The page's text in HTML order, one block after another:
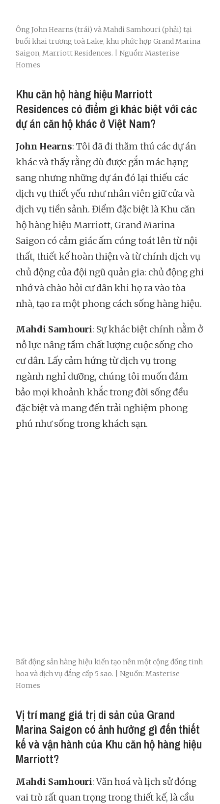
Ông John Hearns (trái) và Mahdi Samhouri (phải) tại
buổi khai trương toà Lake, khu phức hợp Grand Marina
Saigon, Marriott Residences. | Nguồn: Masterise
Homes
Khu căn hộ hàng hiệu Marriott
Residences có điểm gì khác biệt với các
dự án căn hộ khác ở Việt Nam?
John Hearns: Tôi đã đi thăm thú các dự án
khác và thấy rằng dù được gắn mác hạng
sang nhưng những dự án đó lại thiếu các
dịch vụ thiết yếu như nhân viên giữ cửa và
dịch vụ tiền sảnh. Điểm đặc biệt là Khu căn
hộ hàng hiệu Marriott, Grand Marina
Saigon có cảm giác ấm cúng toát lên từ nội
thất, thiết kế hoàn thiện và từ chính dịch vụ
chủ động của đội ngũ quản gia: chủ động ghi
nhớ và chào hỏi cư dân khi họ ra vào tòa
nhà, tạo ra một phong cách sống hàng hiệu.
Mahdi Samhouri: Sự khác biệt chính nằm ở
nỗ lực nâng tầm chất lượng cuộc sống cho
cư dân. Lấy cảm hứng từ dịch vụ trong
ngành nghỉ dưỡng, chúng tôi muốn đảm
bảo mọi khoảnh khắc trong đời sống đều
đặc biệt và mang đến trải nghiệm phong
phú như sống trong khách sạn.
Bất động sản hàng hiệu kiến tạo nên một cộng đồng tinh
hoa và dịch vụ đẳng cấp 5 sao. | Nguồn: Masterise
Homes
Vị trí mang giá trị di sản của Grand
Marina Saigon có ảnh hưởng gì đến thiết
kế và vận hành của Khu căn hộ hàng hiệu
Marriott?
Mahdi Samhouri: Văn hoá và lịch sử đóng
vai trò rất quan trọng trong thiết kế, là cầu